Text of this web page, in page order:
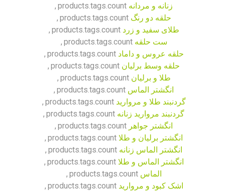
زنانه و مردانه products.tags.count
,
حلقه دو رنگ products.tags.count
,
طلای سفید و زرد products.tags.count
,
ست حلقه products.tags.count
,
حلقه عروس و داماد products.tags.count
,
حلقه وسط برلیان products.tags.count
,
طلا و برلیان products.tags.count
,
انگشتر الماس products.tags.count
,
گردنبند طلا و مروارید products.tags.count
,
گردنبند مروارید زنانه products.tags.count
,
انگشتر جواهر products.tags.count
,
انگشتر برلیان و طلا products.tags.count
,
انگشتر الماس زنانه products.tags.count
,
انگشتر الماس و طلا products.tags.count
,
الماس products.tags.count
,
اشک کبود و مروارید products.tags.count
,